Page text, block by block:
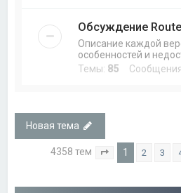
Обсуждение
Описание каждой
особенностей и
Темы: 85
Новая тема
4358 тем Страница из
1 2 3